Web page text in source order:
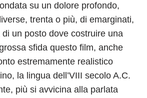
su un dolore profondo,
trenta o più, di emarginati,
un posto dove costruire una
sfida questo film, anche
estremamente realistico
la lingua dell’VIII secolo A.C.
più si avvicina alla parlata